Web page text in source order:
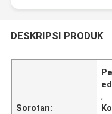
DESKRIPSI PRODUK
Sorotan:
,